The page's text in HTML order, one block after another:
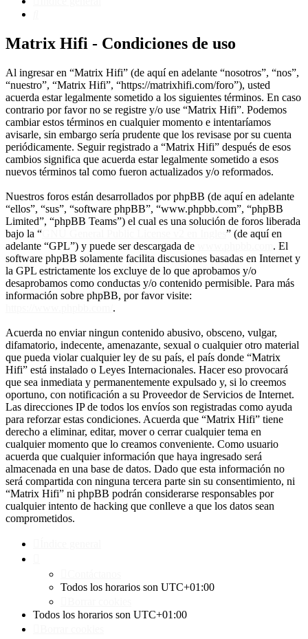
Matrix Hifi - Condiciones de uso
Al ingresar en “Matrix Hifi” (de aquí en adelante “nosotros”, “nos”,
“nuestro”, “Matrix Hifi”, “https://matrixhifi.com/foro”), usted
acuerda estar legalmente sometido a los siguientes términos. En caso
contrario por favor no se registre y/o use “Matrix Hifi”. Podemos
cambiar estos términos en cualquier momento e intentaríamos
avisarle, sin embargo sería prudente que los revisase por su cuenta
periódicamente. Seguir registrado a “Matrix Hifi” después de esos
cambios significa que acuerda estar legalmente sometido a esos
nuevos términos tal como fueron actualizados y/o reformados.
Nuestros foros están desarrollados por phpBB (de aquí en adelante
“ellos”, “sus”, “software phpBB”, “www.phpbb.com”, “phpBB
Limited”, “phpBB Teams”) el cual es una solución de foros liberada
bajo la “
” (de aquí en
adelante “GPL”) y puede ser descargada de
. El
software phpBB solamente facilita discusiones basadas en Internet y
la GPL estrictamente los excluye de lo que aprobamos y/o
desaprobamos como conductas y/o contenido permisible. Para más
información sobre phpBB, por favor visite:
.
Acuerda no enviar ningun contenido abusivo, obsceno, vulgar,
difamatorio, indecente, amenazante, sexual o cualquier otro material
que pueda violar cualquier ley de su país, el país donde “Matrix
Hifi” está instalado o Leyes Internacionales. Hacer eso provocará
que sea inmediata y permanentemente expulsado y, si lo creemos
oportuno, con notificación a su Proveedor de Servicios de Internet.
Las direcciones IP de todos los envíos son registradas como ayuda
para reforzar estas condiciones. Acuerda que “Matrix Hifi” tiene
derecho a eliminar, editar, mover o cerrar cualquier tema en
cualquier momento que lo creamos conveniente. Como usuario
acuerda que cualquier información que haya ingresado será
almacenada en una base de datos. Dado que esta información no
será compartida con ninguna tercera parte sin su consentimiento, ni
“Matrix Hifi” ni phpBB podrán considerarse responsables por
cualquier intento de hacking que conlleve a que los datos sean
comprometidos.
Todos los horarios son UTC+01:00
Todos los horarios son UTC+01:00